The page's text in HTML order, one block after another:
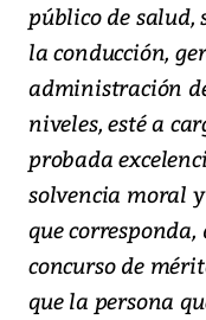
público de salud,
la conducción,
administración
niveles, esté a
probada
solvencia moral y
que
concurso de
que la persona